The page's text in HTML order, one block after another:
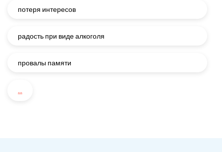
потеря интересов
радость при виде алкоголя
провалы памяти
...